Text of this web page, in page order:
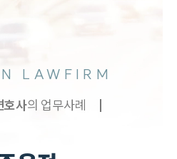
LAWFIRM
호사의 업무사례